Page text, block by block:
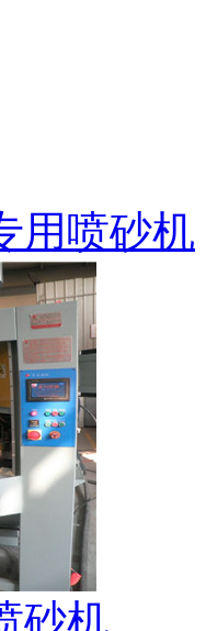
用喷砂机
砂机